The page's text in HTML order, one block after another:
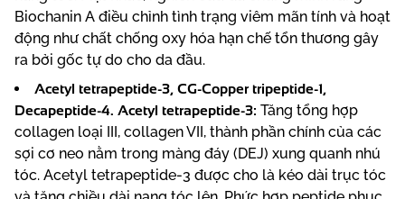
Biochanin A điều chỉnh tình trạng viêm mãn tính và hoạt
động như chất chống oxy hóa hạn chế tổn thương gây
ra bởi gốc tự do cho da đầu.
Acetyl tetrapeptide-3, CG-Copper tripeptide-1,
Decapeptide-4. Acetyl tetrapeptide-3: Tăng tổng hợp
collagen loại III, collagen VII, thành phần chính của các
sợi cơ neo nằm trong màng đáy (DEJ) xung quanh nhú
tóc. Acetyl tetrapeptide-3 được cho là kéo dài trục tóc